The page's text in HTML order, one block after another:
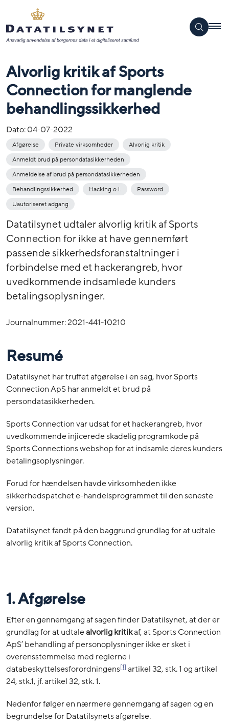
Alvorlig kritik af Sports
Connection for manglende
behandlingssikkerhed
Dato:04-07-2022
Afgørelse Private virksomheder
Alvorlig kritik
Anmeldt brud på persondatasikkerheden
Anmeldelse af brud på persondatasikkerheden
Behandlingssikkerhed
Hacking o.l.
Password
Uautoriseret adgang
Datatilsynet udtaler alvorlig kritik af Sports
Connection for ikke at have gennemført
passende sikkerhedsforanstaltninger i
forbindelse med et hackerangreb, hvor
uvedkommende indsamlede kunders
betalingsoplysninger.
Journalnummer: 2021-441-10210
Resumé
Datatilsynet har truffet afgørelse i en sag, hvor Sports
Connection ApS har anmeldt et brud på
persondatasikkerheden.
Sports Connection var udsat for et hackerangreb, hvor
uvedkommende injicerede skadelig programkode på
Sports Connections webshop for at indsamle deres kunders
betalingsoplysninger.
Forud for hændelsen havde virksomheden ikke
sikkerhedspatchet e-handelsprogrammet til den seneste
version.
Datatilsynet fandt på den baggrund grundlag for at udtale
alvorlig kritik af Sports Connection.
1. Afgørelse
Efter en gennemgang af sagen finder Datatilsynet, at der er
grundlag for at udtalealvorlig kritikaf, at Sports Connection
ApS’ behandling af personoplysninger ikke er sket i
overensstemmelse med reglerne i
databeskyttelsesforordningens[1] artikel 32, stk. 1 og artikel
24, stk.1, jf. artikel 32, stk. 1.
Nedenfor følger en nærmere gennemgang af sagen og en
begrundelse for Datatilsynets afgørelse.